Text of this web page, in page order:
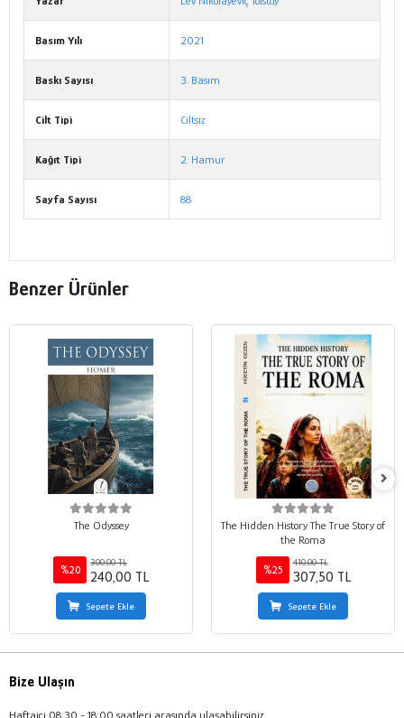
Basım Yılı 2021
Baskı Sayısı 3. Basım
Cilt Tipi Ciltsiz
Kağıt Tipi 2. Hamur
Sayfa Sayısı 88
Benzer Ürünler
The Odyssey
%20
300,00 TL
240,00 TL
Sepete Ekle
The Hidden History The True Story of
the Roma
%25
410,00 TL
307,50 TL
Sepete Ekle
Bize Ulaşın
Haftaiçi 08:30 - 18:00 saatleri arasında ulaşabilirsiniz.